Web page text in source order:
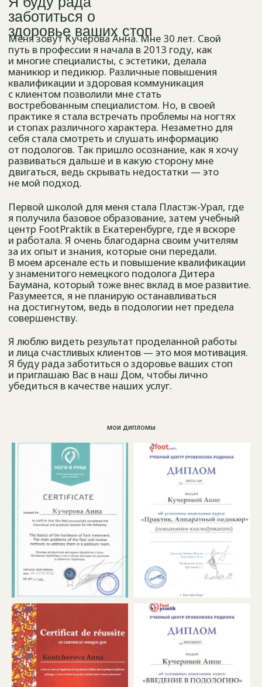
Первой школой для меня стала Пластэк-Урал, где
я получила базовое образование, затем учебный
центр FootPraktik в Екатеренбурге, где я вскоре
и работала. Я очень благодарна своим учителям
за их опыт и знания, которые они передали.
В моем арсенале есть и повышение квалификации
у знаменитого немецкого подолога Дитера
Баумана, который тоже внес вклад в мое развитие.
Разумеется, я не планирую останавливаться
на достигнутом, ведь в подологии нет предела
совершенству.
Я люблю видеть результат проделанной работы
и лица счастливых клиентов — это моя мотивация.
Я буду рада заботиться о здоровье ваших стоп
и приглашаю Вас в наш Дом, чтобы лично
убедиться в качестве наших услуг.
мои дипломы